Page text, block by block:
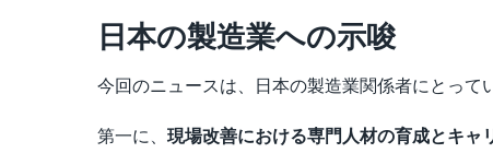
日本の製造業への示唆
今回のニュースは、日本の製造業関係者にとって
第一に、 現場改善における専門人材の育成とキャ